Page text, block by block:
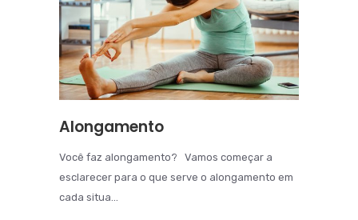
Alongamento
Você faz alongamento? Vamos começar a
esclarecer para o que serve o alongamento em
cada situa...